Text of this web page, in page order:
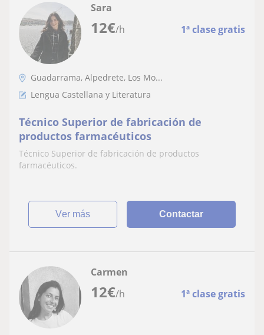
12€/h 1ª clase gratis
Sara
Guadarrama, Alpedrete, Los Mo...
Lengua Castellana y Literatura
Técnico Superior de fabricación de
productos farmacéuticos
Técnico Superior de fabricación de productos
farmacéuticos.
ver más Contactar
12€/h 1ª clase gratis
Carmen